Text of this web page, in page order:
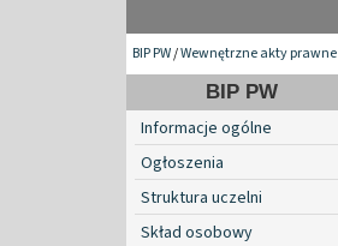
BIP PW/Wewnętrzne akty prawne
BIP PW
Informacje ogólne
Ogłoszenia
Struktura uczelni
Skład osobowy